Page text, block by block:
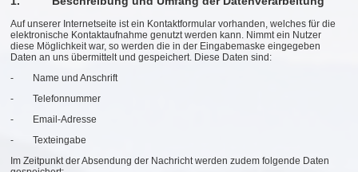
Auf unserer Internetseite ist ein Kontaktformular vorhanden, welches für die
elektronische Kontaktaufnahme genutzt werden kann. Nimmt ein Nutzer
diese Möglichkeit war, so werden die in der Eingabemaske eingegeben
Daten an uns übermittelt und gespeichert. Diese Daten sind:
- Name und Anschrift
- Telefonnummer
- Email-Adresse
- Texteingabe
Im Zeitpunkt der Absendung der Nachricht werden zudem folgende Daten